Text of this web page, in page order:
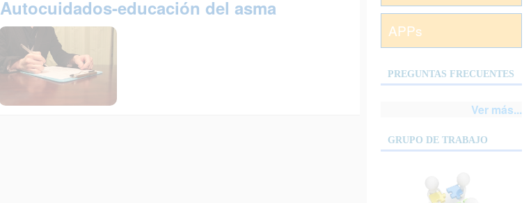
Autocuidados-educación del asma
APPs
PREGUNTAS FRECUENTES
Ver más...
GRUPO DE TRABAJO